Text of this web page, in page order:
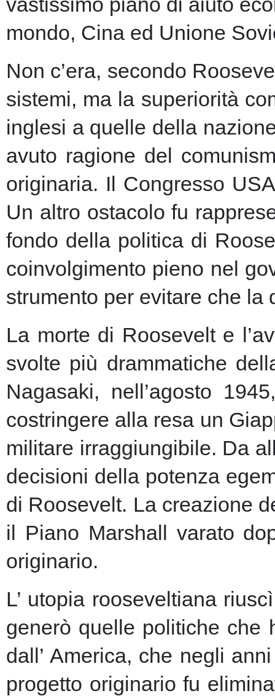
mondo, Cina ed Unione
Non c’era, secondo
sistemi, ma la superiorità
inglesi a quelle della
avuto ragione del
originaria. Il Congresso
Un altro ostacolo fu
fondo della politica di
coinvolgimento pieno nel
strumento per evitare che
La morte di Roosevelt e
svolte più drammatiche
Nagasaki, nell’agosto
costringere alla resa un
militare irraggiungibile. Da
decisioni della potenza
di Roosevelt. La creazione
il Piano Marshall varato
originario.
L’ utopia rooseveltiana
generò quelle politiche che
dall’ America, che negli
progetto originario fu